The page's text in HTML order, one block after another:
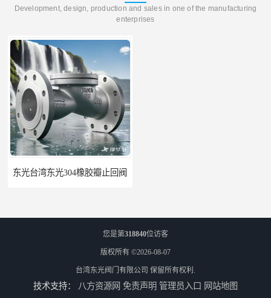
Development, design, production and sales in one of the manufacturing
enterprises
东光台湾东光304橡胶瓣止回阀
您是第318840位访客
版权所有 ©2026-08-07
台湾东光阀门有限公司 保留所有权利.
技术支持： 八方资源网 免责声明 管理员入口 网站地图